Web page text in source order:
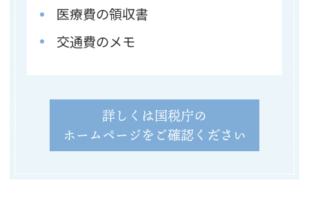
医療費の領収書
交通費のメモ
詳しくは国税庁の
ホームページをご確認ください